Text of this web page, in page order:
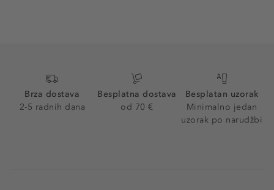
Brza dostava
2-5 radnih dana
Besplatna dostava
od 70 €
Besplatan uzorak
Minimalno jedan
uzorak po narudžbi